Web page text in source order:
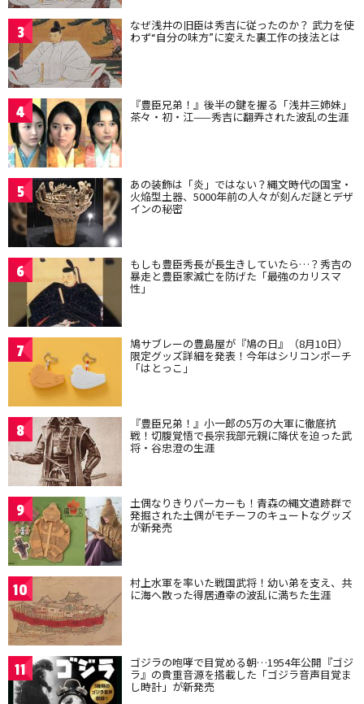
3 なぜ浅井の旧臣は秀吉に従ったのか？ 武力を使
わず“自分の味方”に変えた裏工作の技法とは
4 『豊臣兄弟！』後半の鍵を握る「浅井三姉妹」
茶々・初・江——秀吉に翻弄された波乱の生涯
5 あの装飾は「炎」ではない？縄文時代の国宝・
火焔型土器、5000年前の人々が刻んだ謎とデザ
インの秘密
6 もしも豊臣秀長が長生きしていたら…？秀吉の
暴走と豊臣家滅亡を防げた「最強のカリスマ
性」
7 鳩サブレーの豊島屋が『鳩の日』（8月10日）
限定グッズ詳細を発表！今年はシリコンポーチ
「はとっこ」
8 『豊臣兄弟！』小一郎の5万の大軍に徹底抗
戦！切腹覚悟で長宗我部元親に降伏を迫った武
将・谷忠澄の生涯
9 土偶なりきりパーカーも！青森の縄文遺跡群で
発掘された土偶がモチーフのキュートなグッズ
が新発売
10 村上水軍を率いた戦国武将！幼い弟を支え、共
に海へ散った得居通幸の波乱に満ちた生涯
11 ゴジラの咆哮で目覚める朝…1954年公開『ゴジ
ラ』の貴重音源を搭載した「ゴジラ音声目覚ま
し時計」が新発売